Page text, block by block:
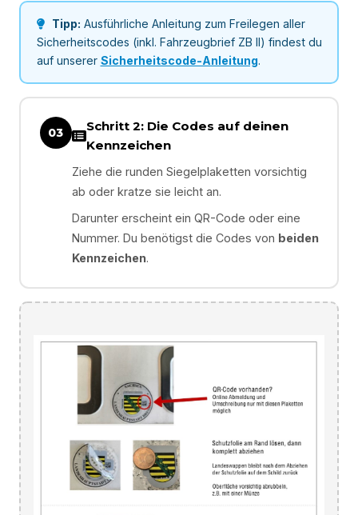
Tipp: Ausführliche Anleitung zum Freilegen aller
Sicherheitscodes (inkl. Fahrzeugbrief ZB II) findest du
auf unserer Sicherheitscode-Anleitung.
03
Schritt 2: Die Codes auf deinen
Kennzeichen
Ziehe die runden Siegelplaketten vorsichtig
ab oder kratze sie leicht an.
Darunter erscheint ein QR-Code oder eine
Nummer. Du benötigst die Codes von beiden
Kennzeichen.